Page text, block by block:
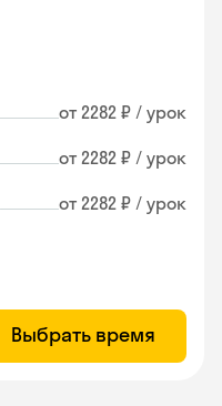
от 2282 ₽ / урок
от 2282 ₽ / урок
от 2282 ₽ / урок
Выбрать время